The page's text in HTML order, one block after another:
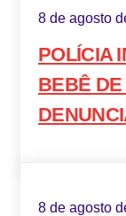
8 de agosto
POLÍCIA
BEBÊ DE
8 de agosto